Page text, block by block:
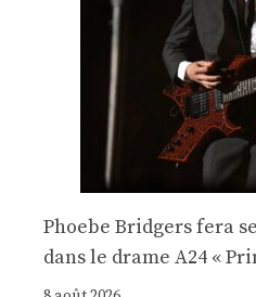
Phoebe Bridgers fera
dans le drame A24 «